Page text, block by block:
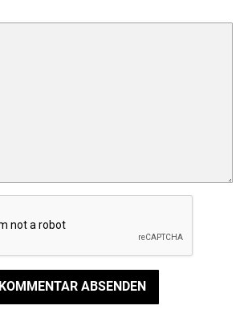
KOMMENTAR ABSENDEN